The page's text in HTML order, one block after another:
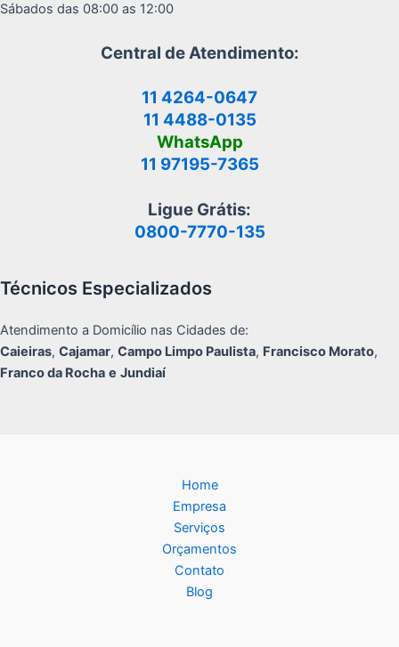
Sábados das 08:00 as 12:00
Central de Atendimento:
11 4264-0647
11 4488-0135
WhatsApp
11 97195-7365
Ligue Grátis:
0800-7770-135
Técnicos Especializados
Atendimento a Domicílio nas Cidades de:
Caieiras, Cajamar, Campo Limpo Paulista, Francisco Morato,
Franco da Rocha e Jundiaí
Home
Empresa
Serviços
Orçamentos
Contato
Blog